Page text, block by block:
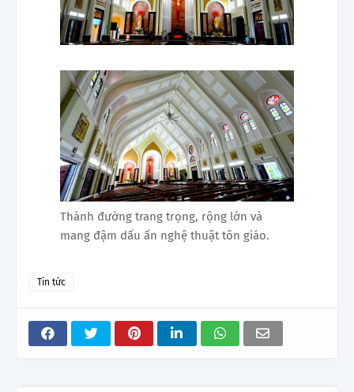
Thánh đường trang trọng, rộng lớn và
mang đậm dấu ấn nghệ thuật tôn giáo.
Tin tức